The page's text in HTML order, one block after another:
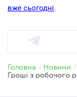
вже сьогодні.
Головна / Новини /